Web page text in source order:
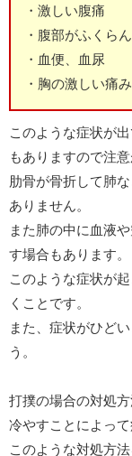
・激しい腹痛
・腹部がふくら
・血便、血尿
・胸の激しい痛み
このような症状が
もありますので注意
肋骨が骨折して肺
ありません。
また肺の中に血液
す場合もあります。
このような症状が
くことです。
また、症状がひど
う。
打撲の場合の対処
冷やすことによっ
このような対処方